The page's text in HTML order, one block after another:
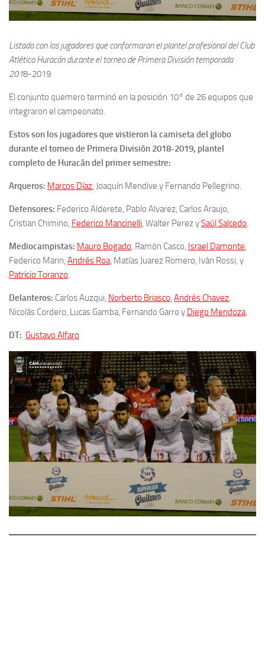
Listado con los jugadores que conformaron el plantel profesional del Club
Atlético Huracán durante el torneo de Primera División temporada
2018-2019.
El conjunto quemero terminó en la posición 10° de 26 equipos que
integraron el campeonato.
Estos son los jugadores que vistieron la camiseta del globo
durante el torneo de Primera División 2018-2019, plantel
completo de Huracán del primer semestre:
Arqueros: Marcos Díaz, Joaquín Mendive y Fernando Pellegrino.
Defensores: Federico Alderete, Pablo Alvarez, Carlos Araujo,
Cristian Chimino, Federico Mancinelli, Walter Perez ySaúl Salcedo.
Mediocampistas: Mauro Bogado, Ramón Casco, Israel Damonte,
Federico Marin, Andrés Roa, Matías Juarez Romero, Iván Rossi, y
Patricio Toranzo.
Delanteros: Carlos Auzqui, Norberto Briasco, Andrés Chavez,
Nicolás Cordero, Lucas Gamba, Fernando Garro y Diego Mendoza,
DT: Gustavo Alfaro